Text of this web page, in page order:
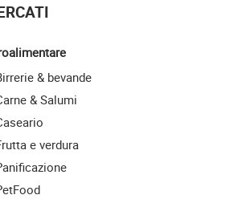
& bevande
& Salumi
e verdura